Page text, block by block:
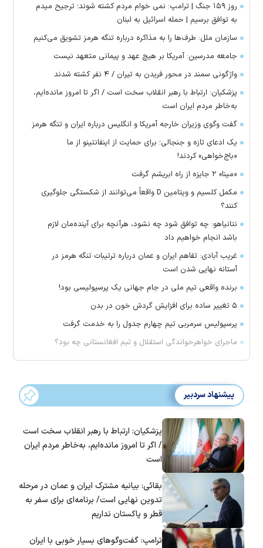
روز ۱۵۹ جنگ | ترامپ: نمی خوام مردم کشته شوند؛ ترجیح میدم
به توافق برسیم | حمله اسرائیل به لبنان
سازمان ملل: طرف‌ها را به مذاکره درباره تنگه هرمز تشویق می‌کنیم
جامعه مدرسین: آمریکا بر هیچ عهد و پیمانی متعهد نیست
واژگونی سمند در محور فریدن به تیران / ۴ نفر کشته شدند
پزشکیان: ارتباط با رهبر انقلاب سخت است / اگر تا امروز مانده‌ایم،
به‌خاطر مردم ایران است
گفت وگوی وزیران خارجه آمریکا و انگلیس درباره ایران و تنگه هرمز
یک ادعای تازه و جنجالی؛ برای حمایت از اینفانتینو از ما
«باج‌خواهی» کردند!
«مینا» ۲ جایزه از راه ابریشم گرفت
مکمل کلسیم و ویتامین D واقعاً می‌توانند از شکستگی جلوگیری
کنند؟
نتانیاهو: چه توافق شود چه نشود، هرآنچه برای آینده‌مان لازم
باشد انجام خواهیم داد
غریب آبادی: تفاهم ایران و عمان درباره ترتیبات تنگه هرمز در
آستانه نهایی شدن است
برنده واقعی تیم ملی در جام جهانی یک پرسپولیسی بود!
۵ تغییر ساده برای افزایش گردش خون در بدن
پرسپولیس سرمربی تیم چهارم جدول را به خدمت گرفت
ماجرای خواهرخواندگی استقلال و تیم افغانستانی چه بود؟
پیشنهاد سردبیر
پزشکیان: ارتباط با رهبر انقلاب سخت است
/ اگر تا امروز مانده‌ایم، به‌خاطر مردم ایران
است
بقائی: بیانیه مشترک ایران و عمان در مرحله
تدوین نهایی است/ برنامه‌ای برای سفر به
قطر و پاکستان نداریم
ترامپ: گفت‌و‌گو‌های بسیار خوبی با ایران